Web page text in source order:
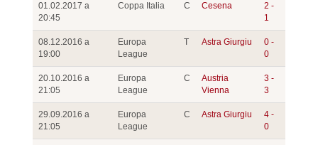
01.02.2017 a
20:45
Coppa Italia C Cesena
2 -
1
08.12.2016 a
19:00
Europa
League
T Astra Giurgiu
0 -
0
20.10.2016 a
21:05
Europa
League
C
Austria
Vienna
3 -
3
29.09.2016 a
21:05
Europa
League
C Astra Giurgiu
4 -
0